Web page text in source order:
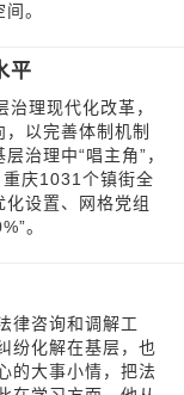
。
平
治理现代化改革，
以完善体制机制
治理中“唱主角”，
重庆1031个镇街全
设置、网格党组
。
律咨询和调解工
纷化解在基层，也
的大事小情，把法